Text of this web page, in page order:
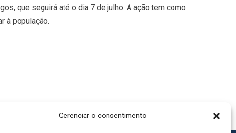
Gerenciar o consentimento
que seguirá até o dia 7 de julho. A ação tem como
à população.